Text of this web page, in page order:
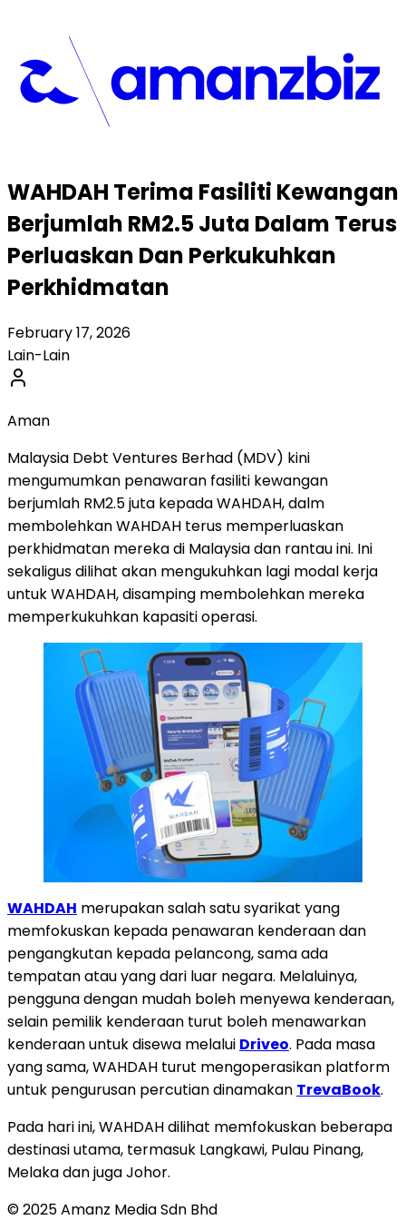
WAHDAH Terima Fasiliti Kewangan
Berjumlah RM2.5 Juta Dalam Terus
Perluaskan Dan Perkukuhkan
Perkhidmatan
February 17, 2026
Lain-Lain
Aman
Malaysia Debt Ventures Berhad (MDV) kini
mengumumkan penawaran fasiliti kewangan
berjumlah RM2.5 juta kepada WAHDAH, dalm
membolehkan WAHDAH terus memperluaskan
perkhidmatan mereka di Malaysia dan rantau ini. Ini
sekaligus dilihat akan mengukuhkan lagi modal kerja
untuk WAHDAH, disamping membolehkan mereka
memperkukuhkan kapasiti operasi.
WAHDAH merupakan salah satu syarikat yang
memfokuskan kepada penawaran kenderaan dan
pengangkutan kepada pelancong, sama ada
tempatan atau yang dari luar negara. Melaluinya,
pengguna dengan mudah boleh menyewa kenderaan,
selain pemilik kenderaan turut boleh menawarkan
kenderaan untuk disewa melalui Driveo. Pada masa
yang sama, WAHDAH turut mengoperasikan platform
untuk pengurusan percutian dinamakan TrevaBook.
Pada hari ini, WAHDAH dilihat memfokuskan beberapa
destinasi utama, termasuk Langkawi, Pulau Pinang,
Melaka dan juga Johor.
© 2025 Amanz Media Sdn Bhd